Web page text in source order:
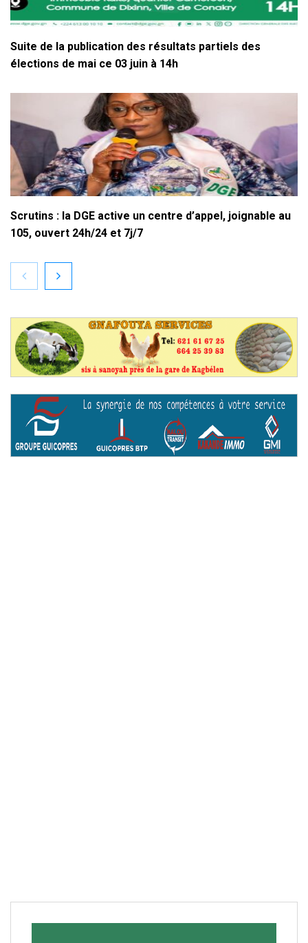
Suite de la publication des résultats partiels des
élections de mai ce 03 juin à 14h
Scrutins : la DGE active un centre d’appel, joignable au
105, ouvert 24h/24 et 7j/7